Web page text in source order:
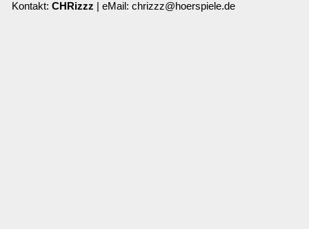
Kontakt: CHRizzz | eMail: chrizzz@hoerspiele.de